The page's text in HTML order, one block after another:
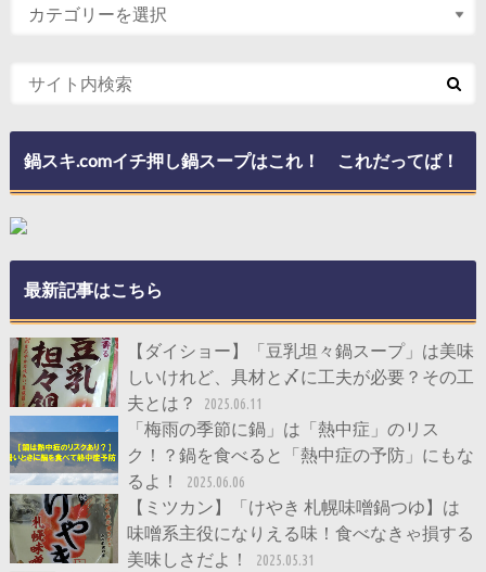
鍋スキ.comイチ押し鍋スープはこれ！ これだってば！
最新記事はこちら
【ダイショー】「豆乳坦々鍋スープ」は美味
しいけれど、具材と〆に工夫が必要？その工
夫とは？
2025.06.11
「梅雨の季節に鍋」は「熱中症」のリス
ク！？鍋を食べると「熱中症の予防」にもな
るよ！
2025.06.06
【ミツカン】「けやき 札幌味噌鍋つゆ】は
味噌系主役になりえる味！食べなきゃ損する
美味しさだよ！
2025.05.31